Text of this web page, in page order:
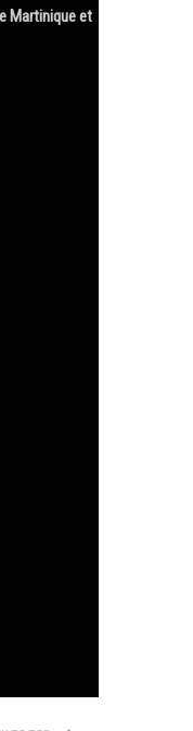
Martinique et